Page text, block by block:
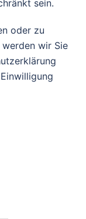
sein.
oder zu
wir Sie